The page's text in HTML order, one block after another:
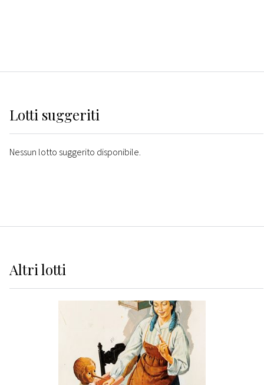
Lotti suggeriti
Nessun lotto suggerito disponibile.
Altrilotti